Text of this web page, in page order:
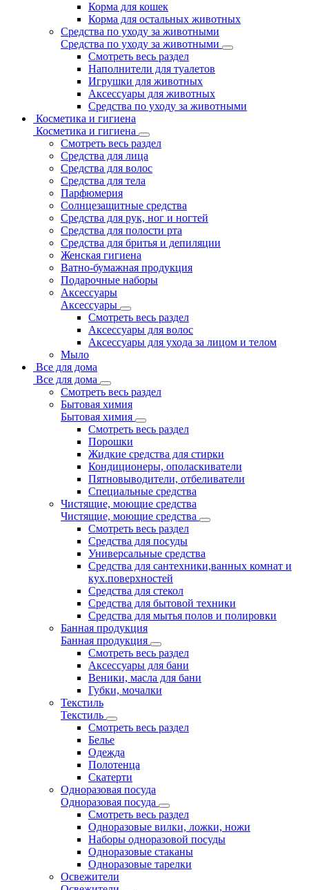
Корма для кошек
Корма для остальных животных
Средства по уходу за животными
Средства по уходу за животными
Смотреть весь раздел
Наполнители для туалетов
Игрушки для животных
Аксессуары для животных
Средства по уходу за животными
Косметика и гигиена
Косметика и гигиена
Смотреть весь раздел
Средства для лица
Средства для волос
Средства для тела
Парфюмерия
Солнцезащитные средства
Средства для рук, ног и ногтей
Средства для полости рта
Средства для бритья и депиляции
Женская гигиена
Ватно-бумажная продукция
Подарочные наборы
Аксессуары
Аксессуары
Смотреть весь раздел
Аксессуары для волос
Аксессуары для ухода за лицом и телом
Мыло
Все для дома
Все для дома
Смотреть весь раздел
Бытовая химия
Бытовая химия
Смотреть весь раздел
Порошки
Жидкие средства для стирки
Кондиционеры, ополаскиватели
Пятновыводители, отбеливатели
Специальные средства
Чистящие, моющие средства
Чистящие, моющие средства
Смотреть весь раздел
Средства для посуды
Универсальные средства
Средства для сантехники,ванных комнат и
кух.поверхностей
Средства для стекол
Средства для бытовой техники
Средства для мытья полов и полировки
Банная продукция
Банная продукция
Смотреть весь раздел
Аксессуары для бани
Веники, масла для бани
Губки, мочалки
Текстиль
Текстиль
Смотреть весь раздел
Белье
Одежда
Полотенца
Скатерти
Одноразовая посуда
Одноразовая посуда
Смотреть весь раздел
Одноразовые вилки, ложки, ножи
Наборы одноразовой посуды
Одноразовые стаканы
Одноразовые тарелки
Освежители